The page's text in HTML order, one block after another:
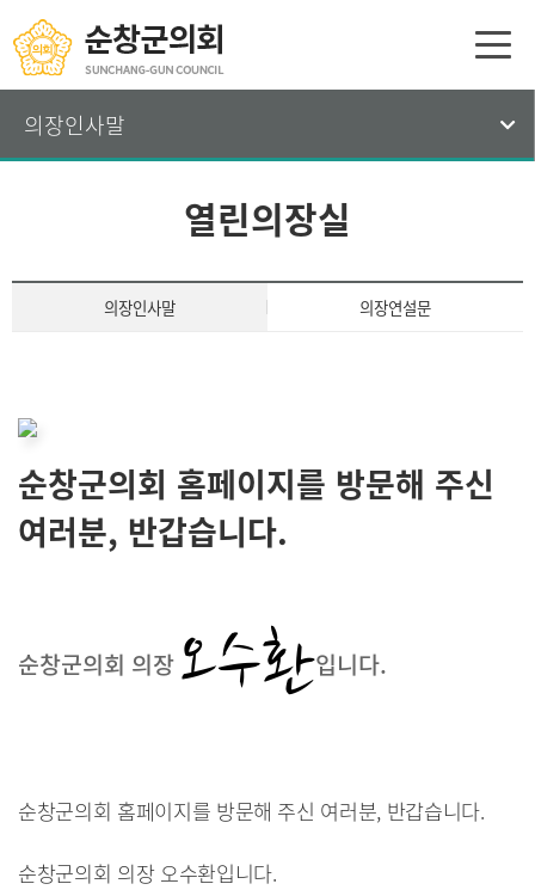
의장인사말
열린의장실
의장인사말 의장연설문
순창군의회 홈페이지를 방문해 주신
여러분, 반갑습니다.
순창군의회 의장 오수환입니다.
순창군의회 홈페이지를 방문해 주신 여러분, 반갑습니다.
순창군의회 의장 오수환입니다.